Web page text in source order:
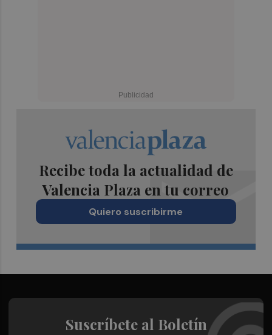
Recibe toda la actualidad de
Valencia Plaza en tu correo
Quiero suscribirme
Suscríbete al Boletín